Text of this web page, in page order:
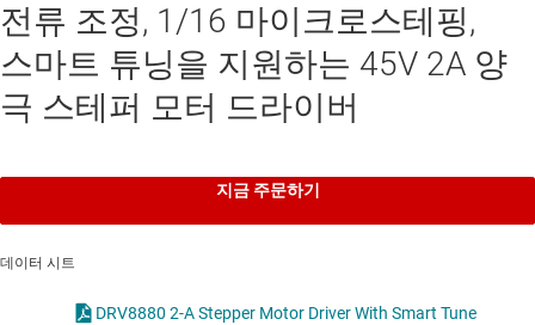
전류 조정, 1/16 마이크로스테핑,
스마트 튜닝을 지원하는 45V 2A 양
극 스테퍼 모터 드라이버
지금 주문하기
데이터 시트
DRV8880 2-A Stepper Motor Driver With Smart Tune